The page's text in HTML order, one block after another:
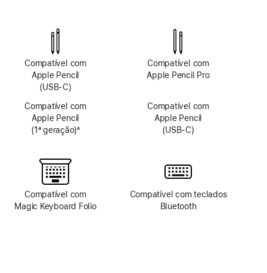
câmera
Compatível com
Apple Pencil
(USB-C)
Compatível com
Apple Pencil
(1ª geração)4
Compatível com
Magic Keyboard Folio
câmera
Compatível com
Apple Pencil Pro
Compatível com
Apple Pencil
(USB-C)
Compatível com teclados
Bluetooth